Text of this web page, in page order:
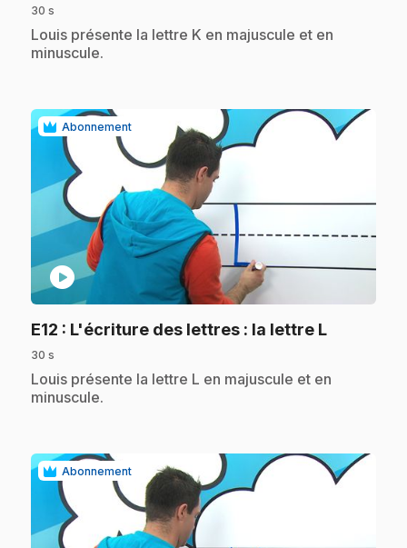
30 s
.Louis présente la lettre K en majuscule et en
minuscule.
Abonnement
play_circle
E12 : L'écriture des lettres : la lettre L.
30 s
.Louis présente la lettre L en majuscule et en
minuscule.
Abonnement